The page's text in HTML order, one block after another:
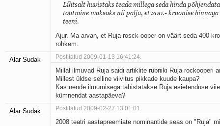
Lihtsalt huvistaks teada millega seda hinda
tootmine maksaks nii palju, et 200.- kroonise hinnaga
teeni.
Ajur. Ma arvan, et Ruja rosck-ooper on väärt seda 400
rohkem.
Alar Sudak Postitatud 2009-01-13 16:41:24.
Millal ilmuvad Ruja saidi artiklite rubriiki Ruja rockooperi
Millest üldse selline viivitus pikkade kuude kaupa?
Kas nende ilmumisega tähistatakse Ruja esietenduse
kümnendat aastapäeva?
Alar Sudak Postitatud 2009-02-27 13:01:01.
2008 teatri aastapreemiate nominantide seas on "Ruja"